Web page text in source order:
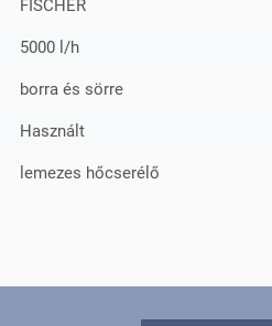
FISCHER
5000 l/h
borra és sörre
Használt
lemezes hőcserélő